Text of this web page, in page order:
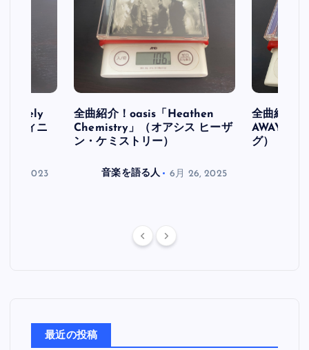
フィニ
30, 2023
全曲紹介！oasis「Heathen
Chemistry」（オアシス ヒーザ
ン・ケミストリー）
音楽を語る人 6月 26, 2025
全曲紹介
AWAY」
グ）
最近の投稿